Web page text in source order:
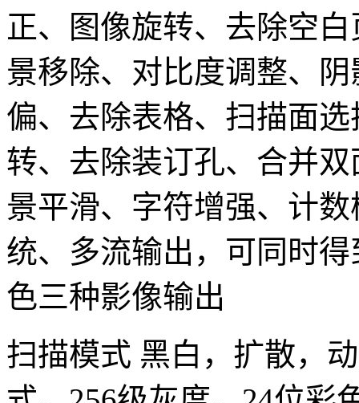
正、图像旋转、去除空
景移除、对比度调整、
偏、去除表格、扫描面
转、去除装订孔、合并
景平滑、字符增强、计
统、多流输出，可同时
色三种影像输出
扫描模式 黑白，扩散，